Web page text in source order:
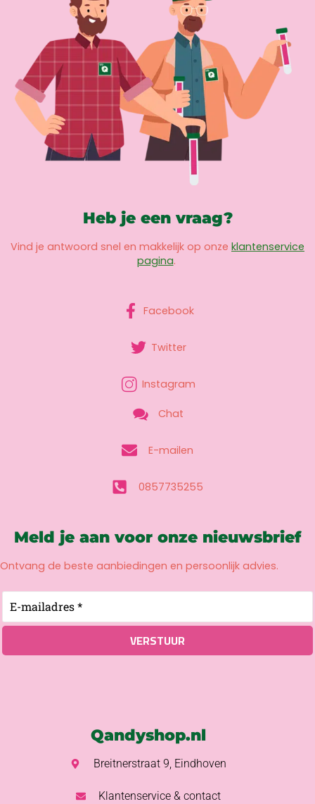
Heb je een vraag?
Vind je antwoord snel en makkelijk op onze klantenservice
pagina.
Facebook
Twitter
Instagram
Chat
E-mailen
0857735255
Meld je aan voor onze nieuwsbrief
Ontvang de beste aanbiedingen en persoonlijk advies.
Qandyshop.nl
Breitnerstraat 9, Eindhoven
Klantenservice & contact